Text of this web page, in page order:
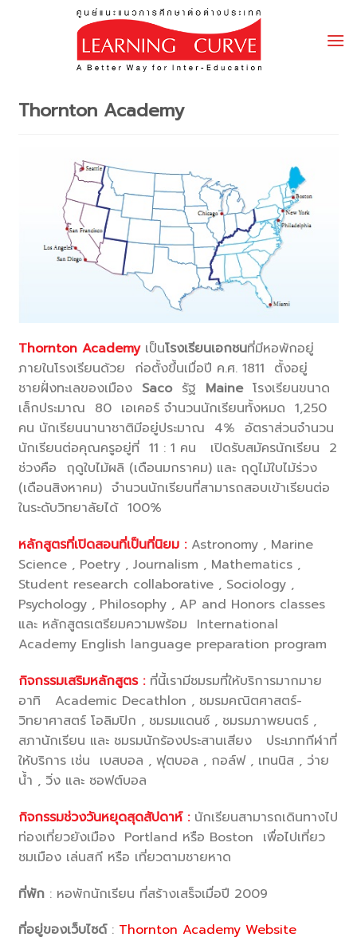
Thornton Academy
Thornton Academy เป็นโรงเรียนเอกชนที่มีหอพักอยู่
ภายในโรงเรียนด้วย ก่อตั้งขึ้นเมื่อปี ค.ศ. 1811 ตั้งอยู่
ชายฝั่งทะเลของเมือง Saco รัฐ Maine โรงเรียนขนาด
เล็กประมาณ 80 เอเคอร์ จำนวนนักเรียนทั้งหมด 1,250
คน นักเรียนนานาชาติมีอยู่ประมาณ 4% อัตราส่วนจำนวน
นักเรียนต่อคุณครูอยู่ที่ 11 : 1 คน เปิดรับสมัครนักเรียน 2
ช่วงคือ ฤดูใบไม้ผลิ (เดือนมกราคม) และ ฤดูไม้ใบไม้ร่วง
(เดือนสิงหาคม) จำนวนนักเรียนที่สามารถสอบเข้าเรียนต่อ
ในระดับวิทยาลัยได้ 100%
หลักสูตรที่เปิดสอนที่เป็นที่นิยม : Astronomy , Marine
Science , Poetry , Journalism , Mathematics ,
Student research collaborative , Sociology ,
Psychology , Philosophy , AP and Honors classes
และ หลักสูตรเตรียมความพร้อม International
Academy English language preparation program
กิจกรรมเสริมหลักสูตร : ที่นี้เรามีชมรมที่ให้บริการมากมาย
อาทิ Academic Decathlon , ชมรมคณิตศาสตร์-
วิทยาศาสตร์ โอลิมปิก , ชมรมแดนซ์ , ชมรมภาพยนตร์ ,
สภานักเรียน และ ชมรมนักร้องประสานเสียง ประเภทกีฬาที่
ให้บริการ เช่น เบสบอล , ฟุตบอล , กอล์ฟ , เทนนิส , ว่าย
น้ำ , วิ่ง และ ซอฟต์บอล
กิจกรรมช่วงวันหยุดสุดสัปดาห์ : นักเรียนสามารถเดินทางไป
ท่องเที่ยวยังเมือง Portland หรือ Boston เพื่อไปเที่ยว
ชมเมือง เล่นสกี หรือ เที่ยวตามชายหาด
ที่พัก : หอพักนักเรียน ที่สร้างเสร็จเมื่อปี 2009
ที่อยู่ของเว็บไซด์: Thornton Academy Website